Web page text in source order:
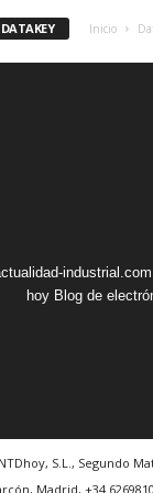
DATAKEY Inicio
industrial.com
hoy Blog de
S.L., Segundo
Madrid, +34